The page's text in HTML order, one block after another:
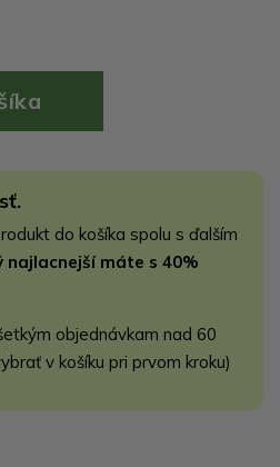
do košíka spolu s ďalším
najlacnejší máte s 40%
objednávkam nad 60
v košíku pri prvom kroku)